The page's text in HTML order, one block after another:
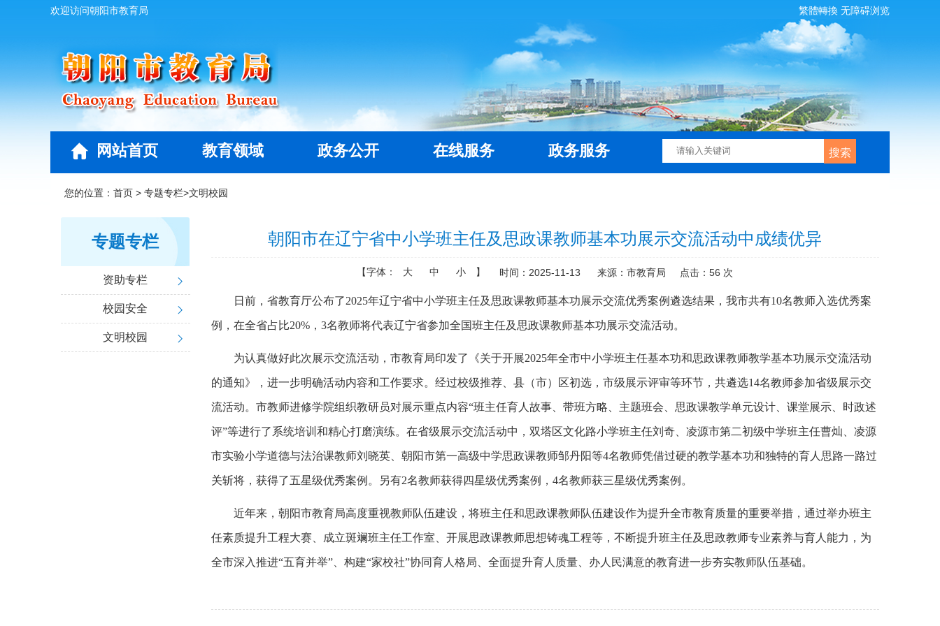
欢迎访问朝阳市教育局 繁體轉換 无障碍浏览
网站首页 教育领域 政务公开 在线服务 政务服务 搜索
您的位置： 首页 > 专题专栏>文明校园
专题专栏
资助专栏
校园安全
文明校园
朝阳市在辽宁省中小学班主任及思政课教师基本功展示交流活动中成绩优异
【字体： 大 中 小 】 时间：2025-11-13 来源：市教育局 点击：56 次
日前，省教育厅公布了2025年辽宁省中小学班主任及思政课教师基本功展示交流优秀案例遴选结果，我市共有10名教师入选优秀案
例，在全省占比20%，3名教师将代表辽宁省参加全国班主任及思政课教师基本功展示交流活动。
为认真做好此次展示交流活动，市教育局印发了《关于开展2025年全市中小学班主任基本功和思政课教师教学基本功展示交流活动
的通知》，进一步明确活动内容和工作要求。经过校级推荐、县（市）区初选，市级展示评审等环节，共遴选14名教师参加省级展示交
流活动。市教师进修学院组织教研员对展示重点内容“班主任育人故事、带班方略、主题班会、思政课教学单元设计、课堂展示、时政述
评”等进行了系统培训和精心打磨演练。在省级展示交流活动中，双塔区文化路小学班主任刘奇、凌源市第二初级中学班主任曹灿、凌源
市实验小学道德与法治课教师刘晓英、朝阳市第一高级中学思政课教师邹丹阳等4名教师凭借过硬的教学基本功和独特的育人思路一路过
关斩将，获得了五星级优秀案例。另有2名教师获得四星级优秀案例，4名教师获三星级优秀案例。
近年来，朝阳市教育局高度重视教师队伍建设，将班主任和思政课教师队伍建设作为提升全市教育质量的重要举措，通过举办班主
任素质提升工程大赛、成立斑斓班主任工作室、开展思政课教师思想铸魂工程等，不断提升班主任及思政教师专业素养与育人能力，为
全市深入推进“五育并举”、构建“家校社”协同育人格局、全面提升育人质量、办人民满意的教育进一步夯实教师队伍基础。